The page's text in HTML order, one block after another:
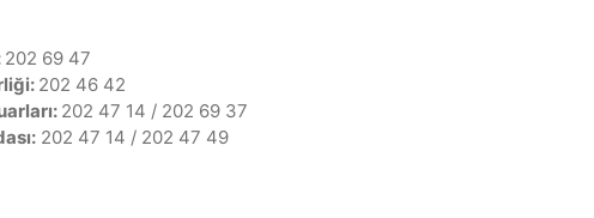
202 69 47
202 46 42
202 47 14 / 202 69 37
202 47 14 / 202 47 49